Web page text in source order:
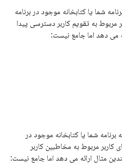
شما یا کتابخانه موجود در برنامه
مربوط به تقویم کاربر دسترسی پیدا
می دهد اما جامع نیست:
شما یا کتابخانه موجود در
کاربر مربوط به مخاطبین کاربر
مثال ارائه می دهد اما جامع نیست: